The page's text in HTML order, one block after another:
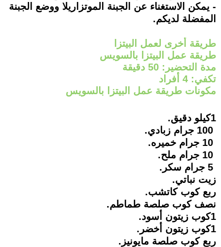
- يمكن الاستغناء عن الجبنة الموتزاريلا ووضع الجبنة
المفضلة لديكم.
طريقة أخرى لعمل البيتزا
طريقة عمل البيتزا بالسويس
مدة التحضير: 50 دقيقة
تكفي: 4 أفراد
مكونات طريقة عمل البيتزا بالسويس
1كيلو دقيق.
زيت نباتي.
ربع كوب كاتشب.
نصف كوب صلصة طماطم.
1كوب زيتون أسود.
1كوب زيتون أخضر.
ربع كوب صلصة مايونيز.